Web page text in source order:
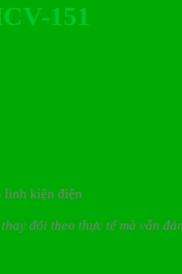
151
linh kiện điện
đổi theo thực tế mà vẫn